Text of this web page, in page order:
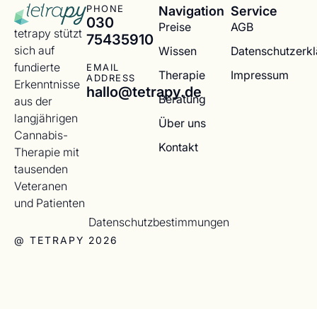
tetrapy stützt
sich auf
fundierte
Erkenntnisse
aus der
langjährigen
Cannabis-
Therapie mit
tausenden
Veteranen
und Patienten
PHONE
030
75435910
EMAIL
ADDRESS
hallo@tetrapy.de
Navigation
Preise
Wissen
Therapie
Beratung
Über uns
Kontakt
Service
AGB
Impressum
@ TETRAPY 2026
Datenschutzbestimmungen